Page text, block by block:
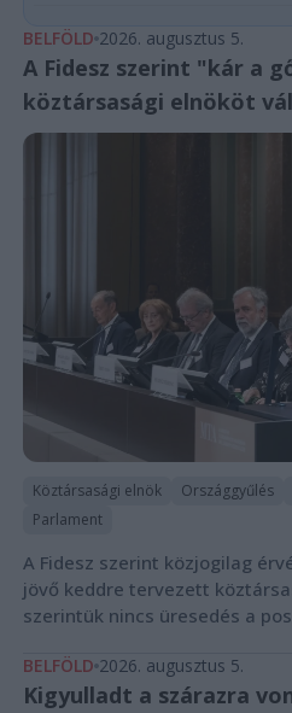
BELFÖLD 2026. augusztus 5.
A Fidesz szerint "kár a
köztársasági elnököt
Köztársasági elnök Országgyűlés
Parlament
A Fidesz szerint közjogilag
jövő keddre tervezett
szerintük nincs üresedés a
BELFÖLD 2026. augusztus 5.
Kigyulladt a szárazra